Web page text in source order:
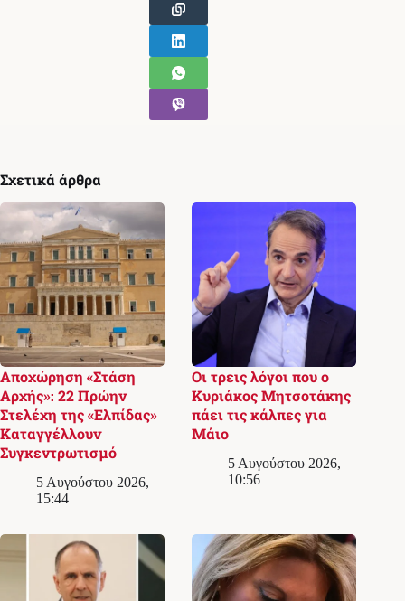
Σχετικά άρθρα
Αποχώρηση «Στάση
Αρχής»: 22 Πρώην
Στελέχη της «Ελπίδας»
Καταγγέλλουν
Συγκεντρωτισμό
5 Αυγούστου 2026,
15:44
Οι τρεις λόγοι που ο
Κυριάκος Μητσοτάκης
πάει τις κάλπες για
Μάιο
5 Αυγούστου 2026,
10:56